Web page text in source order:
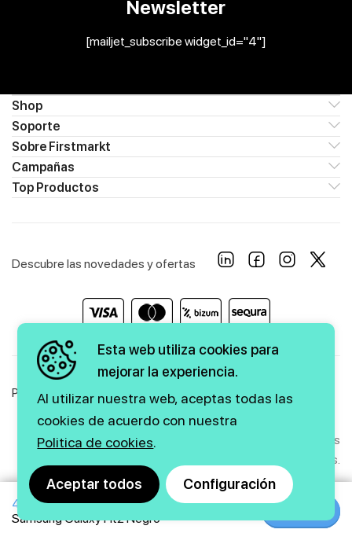
49€
Samsung Galaxy Fit2 Negro
Newsletter
[mailjet_subscribe widget_id="4"]
Shop
Soporte
Sobre Firstmarkt
Campañas
Top Productos
Descubre las novedades y ofertas
Política de Privacidad Política de Cookies Aviso Legal
Copyright © 2026 firstmarkt. Todos los derechos
reservados.
Agencia SEOy diseño web GMEDIA
Esta web utiliza cookies para
mejorar la experiencia.
Al utilizar nuestra web, aceptas todas las
cookies de acuerdo con nuestra
Politica de cookies.
Aceptar todos Configuración